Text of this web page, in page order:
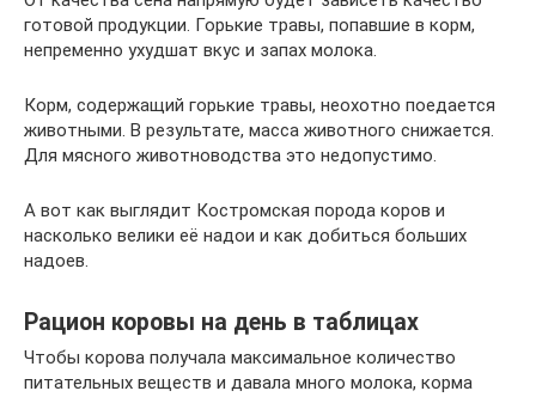
готовой продукции. Горькие травы, попавшие в корм,
непременно ухудшат вкус и запах молока.
Корм, содержащий горькие травы, неохотно поедается
животными. В результате, масса животного снижается.
Для мясного животноводства это недопустимо.
А вот как выглядит Костромская порода коров и
насколько велики её надои и как добиться больших
надоев.
Рацион коровы на день в таблицах
Чтобы корова получала максимальное количество
питательных веществ и давала много молока, корма